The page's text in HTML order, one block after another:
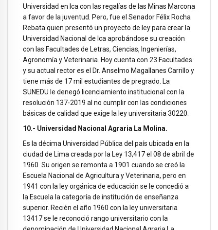
Universidad en Ica con las regalías de las Minas Marcona
a favor de la juventud. Pero, fue el Senador Félix Rocha
Rebata quien presentó un proyecto de ley para crear la
Universidad Nacional de Ica aprobándose su creación
con las Facultades de Letras, Ciencias, Ingenierías,
Agronomía y Veterinaria. Hoy cuenta con 23 Facultades
y su actual rector es el Dr. Anselmo Magallanes Carrillo y
tiene más de 17 mil estudiantes de pregrado. La
SUNEDU le denegó licenciamiento institucional con la
resolución 137-2019 al no cumplir con las condiciones
básicas de calidad que exige la ley universitaria 30220.
10.- Universidad Nacional Agraria La Molina.
Es la décima Universidad Pública del país ubicada en la
ciudad de Lima creada por la Ley 13,417 el 08 de abril de
1960. Su origen se remonta a 1901 cuando se creó la
Escuela Nacional de Agricultura y Veterinaria, pero en
1941 con la ley orgánica de educación se le concedió a
la Escuela la categoría de institución de enseñanza
superior. Recién el año 1960 con la ley universitaria
13417 se le reconoció rango universitario con la